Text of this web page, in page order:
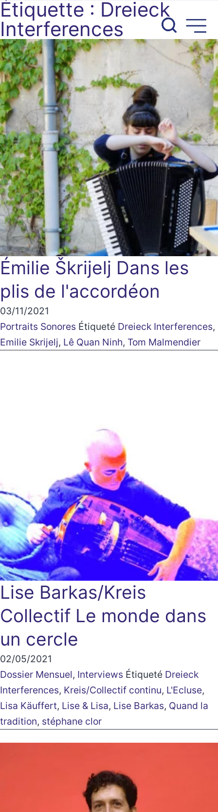
Aller
au
contenu
Étiquette : Dreieck
Interferences
Émilie Škrijelj Dans les
plis de l'accordéon
03/11/2021
Portraits Sonores Étiqueté Dreieck Interferences,
Emilie Skrijelj, Lê Quan Ninh, Tom Malmendier
Lise Barkas/Kreis
Collectif Le monde dans
un cercle
02/05/2021
Dossier Mensuel, Interviews Étiqueté Dreieck
Interferences, Kreis/Collectif continu, L'Ecluse,
Lisa Käuffert, Lise & Lisa, Lise Barkas, Quand la
tradition, stéphane clor